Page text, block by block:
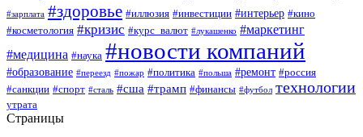
#зарплата #здоровье #иллюзия #инвестиции #интерьер #кино
#косметология #кризис #курс_валют #лукашенко #маркетинг
#медицина #наука #новости компаний
#образование #переезд #пожар #политика #польша #ремонт #россия
#санкции #спорт #сталь #сша #трамп #финансы #футбол технологии
утрата
Страницы